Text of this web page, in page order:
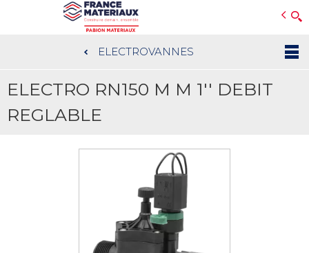
au
contenu
ELECTROVANNES
ELECTRO RN150 M M 1'' DEBIT
REGLABLE